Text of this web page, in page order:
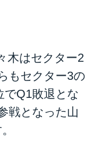
木はセクター2
もセクター3の
でQ1敗退とな
戦となった山